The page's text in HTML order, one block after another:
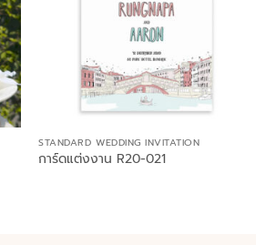
STANDARD WEDDING INVITATION
การ์ดแต่งงาน R20-021